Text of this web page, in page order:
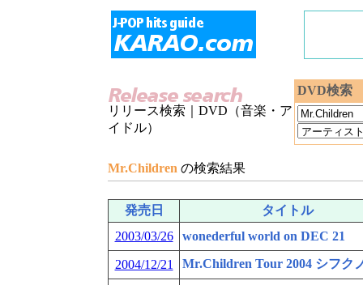
リリース検索｜DVD（音楽・ア
イドル）
DVD検索
Mr.Children の検索結果
発売日
タイトル
2003/03/26
wonederful world on DEC 21
2004/12/21 Mr.Children Tour 2004 シフク